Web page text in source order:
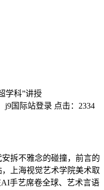
学科”讲授
j9国际站登录 点击： 2334
拆不雅念的碰撞，前言的
上海视觉艺术学院美术取
手艺席卷全球、艺术言语